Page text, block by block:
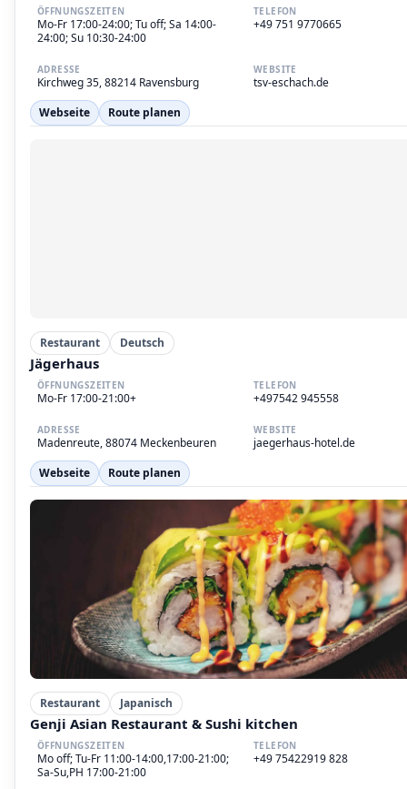
ÖFFNUNGSZEITEN
Mo-Fr 17:00-24:00; Tu off; Sa 14:00-
24:00; Su 10:30-24:00
TELEFON
+49 751 9770665
ADRESSE
Kirchweg 35, 88214 Ravensburg
WEBSITE
tsv-eschach.de
Webseite
Route planen
Restaurant Deutsch
Jägerhaus
ÖFFNUNGSZEITEN
Mo-Fr 17:00-21:00+
TELEFON
+497542 945558
ADRESSE
Madenreute, 88074 Meckenbeuren
WEBSITE
jaegerhaus-hotel.de
Webseite
Route planen
Restaurant Japanisch
Genji Asian Restaurant & Sushi kitchen
ÖFFNUNGSZEITEN
Mo off; Tu-Fr 11:00-14:00,17:00-21:00;
Sa-Su,PH 17:00-21:00
TELEFON
+49 75422919 828